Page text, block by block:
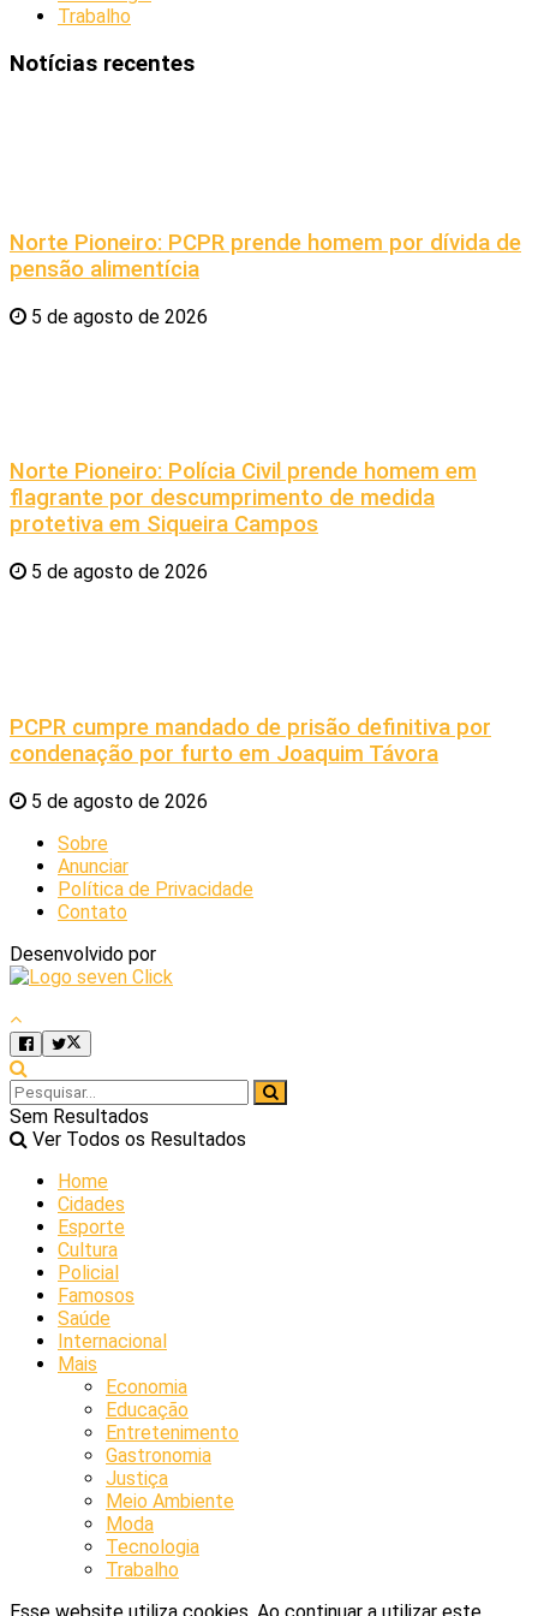
Trabalho
Notícias recentes
Norte Pioneiro: PCPR prende homem por dívida de
pensão alimentícia
5 de agosto de 2026
Norte Pioneiro: Polícia Civil prende homem em
flagrante por descumprimento de medida
protetiva em Siqueira Campos
5 de agosto de 2026
PCPR cumpre mandado de prisão definitiva por
condenação por furto em Joaquim Távora
5 de agosto de 2026
Sobre
Anunciar
Política de Privacidade
Contato
Desenvolvido por
Sem Resultados
Ver Todos os Resultados
Home
Cidades
Esporte
Cultura
Policial
Famosos
Saúde
Internacional
Mais
Economia
Educação
Entretenimento
Gastronomia
Justiça
Meio Ambiente
Moda
Tecnologia
Trabalho